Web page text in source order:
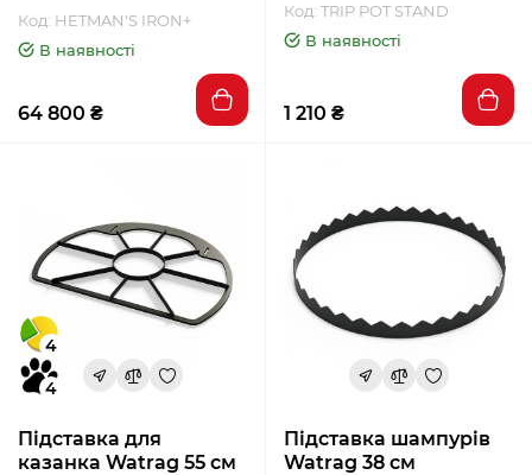
Код: HETMAN'S IRON+
В наявності
64 800 ₴
Код: TRIP POT STAND
В наявності
1 210 ₴
4
4
Підставка для
казанка Watrag 55 см
Підставка шампурів
Watrag 38 см